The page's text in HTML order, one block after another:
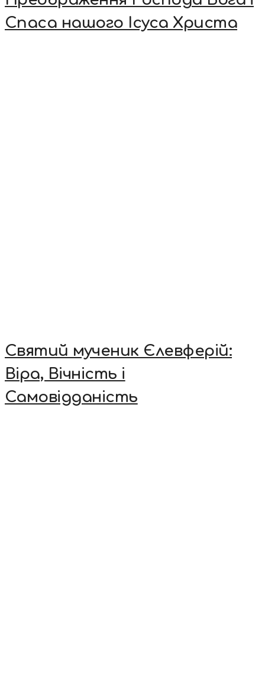
Спаса нашого Ісуса Христа
Святий мученик Єлевферій:
Віра, Вічність і
Самовідданість